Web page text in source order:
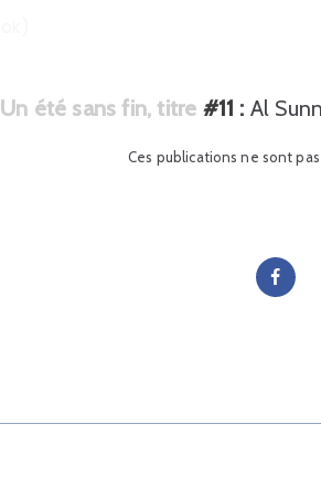
Un été sans fin, titre #11 : Al
Ces publications ne sont